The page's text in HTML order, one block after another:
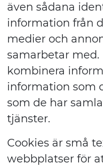
även sådana
information från
medier och
samarbetar med.
kombinera
information som
som de har
tjänster.
Cookies är små
webbplatser för